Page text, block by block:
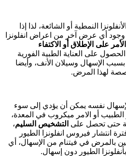
النمطية أو الشائعة، لذا إذا
أي عرض آخر من اعراض انفلونزا
على الإطلاق أو الاكتفاء
على العناية الطبية الفورية
الإسهال وسيلان الأنف، وأيضا
لهذا المرض.
نفسه يمكن أن يؤدي إلى سوء
أو الامر ميكروب في المعدة،
حتى تحصل على التشخيص السليم،
انتشار فيروس انفلونزا الطيور
من المصابين بالمرض في فيتنام من الإسهال، أي
الطيور دون إسهال.